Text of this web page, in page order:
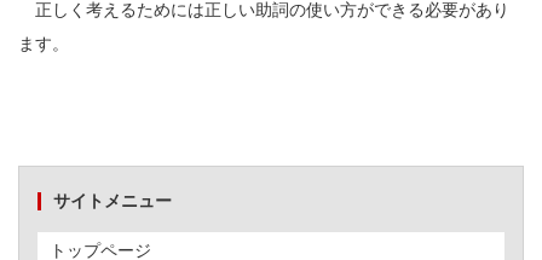
正しく考えるためには正しい助詞の使い方ができる必要があり
ます。
サイトメニュー
トップページ